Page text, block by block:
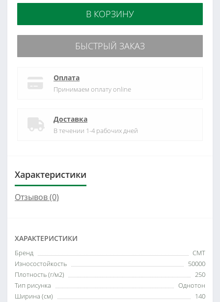
В КОРЗИНУ
БЫСТРЫЙ ЗАКАЗ
Оплата
Принимаем оплату online
Доставка
В течении 1-4 рабочих дней
Характеристики
Отзывов (0)
ХАРАКТЕРИСТИКИ
Бренд
СМТ
Износостойкость
50000
Плотность (г/м2)
250
Тип рисунка
Однотон
Ширина (см)
140